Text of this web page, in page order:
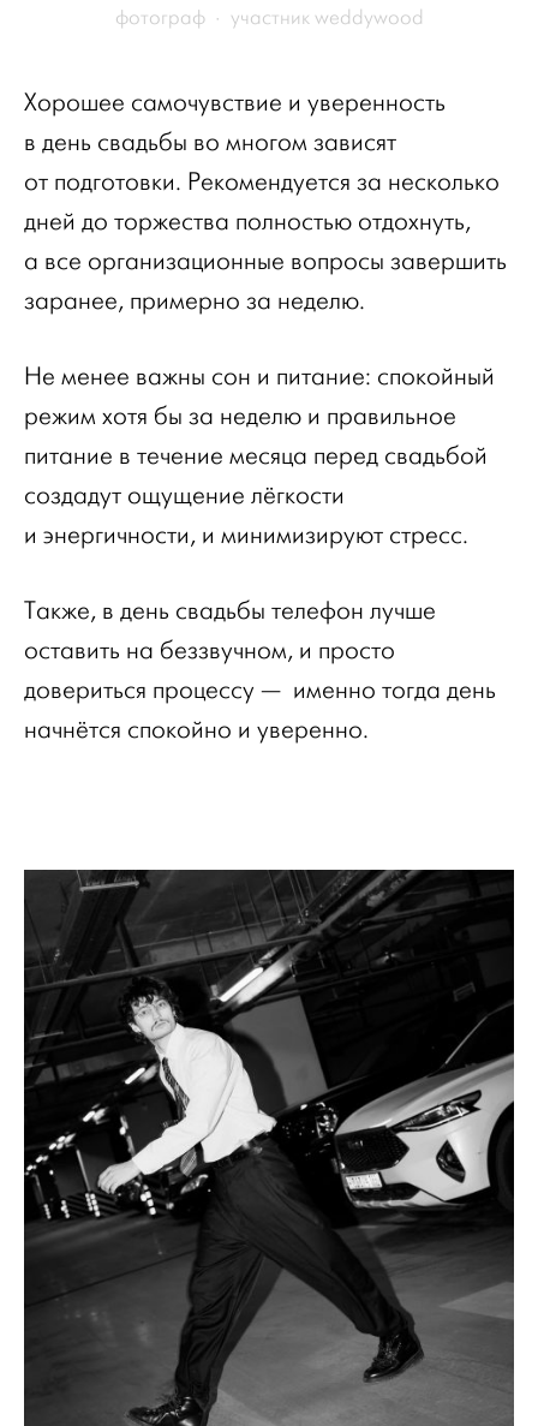
фотограф · участник weddywood
Хорошее самочувствие и уверенность
в день свадьбы во многом зависят
от подготовки. Рекомендуется за несколько
дней до торжества полностью отдохнуть,
а все организационные вопросы завершить
заранее, примерно за неделю.
Не менее важны сон и питание: спокойный
режим хотя бы за неделю и правильное
питание в течение месяца перед свадьбой
создадут ощущение лёгкости
и энергичности, и минимизируют стресс.
Также, в день свадьбы телефон лучше
оставить на беззвучном, и просто
довериться процессу — именно тогда день
начнётся спокойно и уверенно.